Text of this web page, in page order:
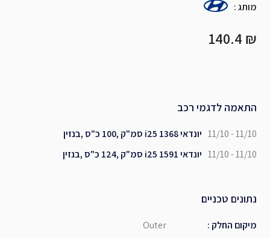
:מותג
₪ 140.4
התאמה לדגמי רכב
יונדאי i25 1368 סמ"ק ,100 כ"ס ,בנזין 11/10 - 11/10
יונדאי i25 1591 סמ"ק ,124 כ"ס ,בנזין 11/10 - 11/10
נתונים טכניים
Outer : מיקום החלק